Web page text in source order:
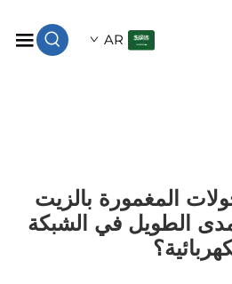
AR
المغمورة بالزيت
الطويل في الشبكة